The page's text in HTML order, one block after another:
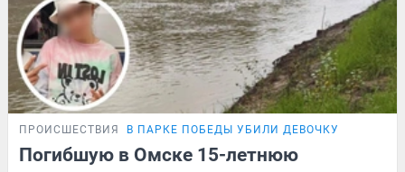
ПРОИСШЕСТВИЯ В ПАРКЕ ПОБЕДЫ УБИЛИ ДЕВОЧКУ
Погибшую в Омске 15-летнюю